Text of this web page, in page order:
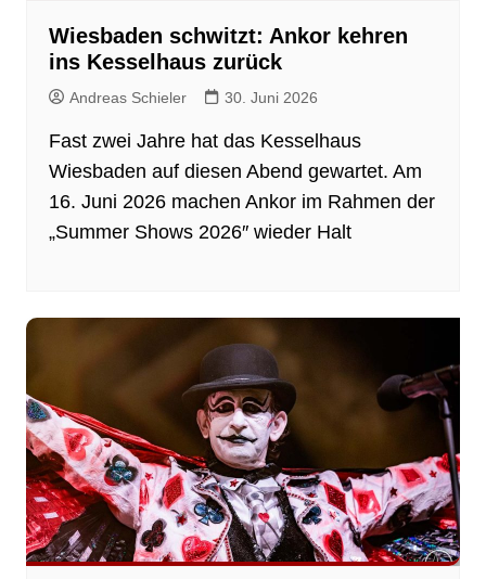
Wiesbaden schwitzt: Ankor kehren
ins Kesselhaus zurück
Andreas Schieler 30. Juni 2026
Fast zwei Jahre hat das Kesselhaus
Wiesbaden auf diesen Abend gewartet. Am
16. Juni 2026 machen Ankor im Rahmen der
„Summer Shows 2026″ wieder Halt